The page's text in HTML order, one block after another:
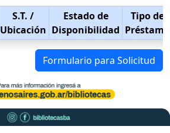
S.T. /
Ubicación
Estado de
Disponibilidad
Tipo de
Préstamo
Formulario para Solicitud